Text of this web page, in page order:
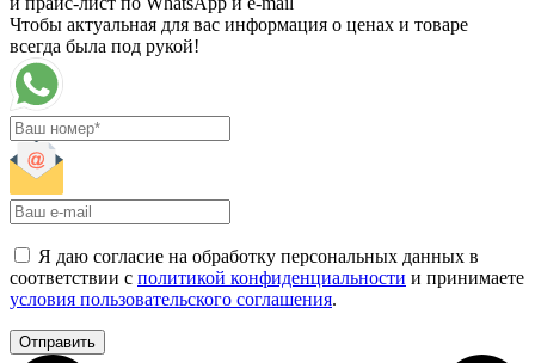
Чтобы актуальная для вас информация о ценах и товаре
всегда была под рукой!
Я даю согласие на обработку персональных данных в
соответствии с политикой конфиденциальности и принимаете
условия пользовательского соглашения.